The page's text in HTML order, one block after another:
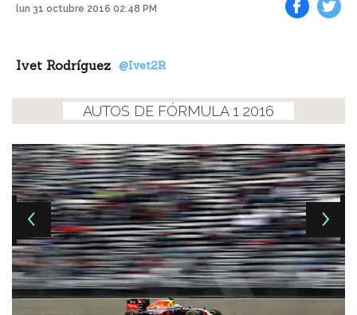
lun 31 octubre 2016 02:48 PM
Ivet Rodríguez @Ivet2R
AUTOS DE FÓRMULA 1 2016